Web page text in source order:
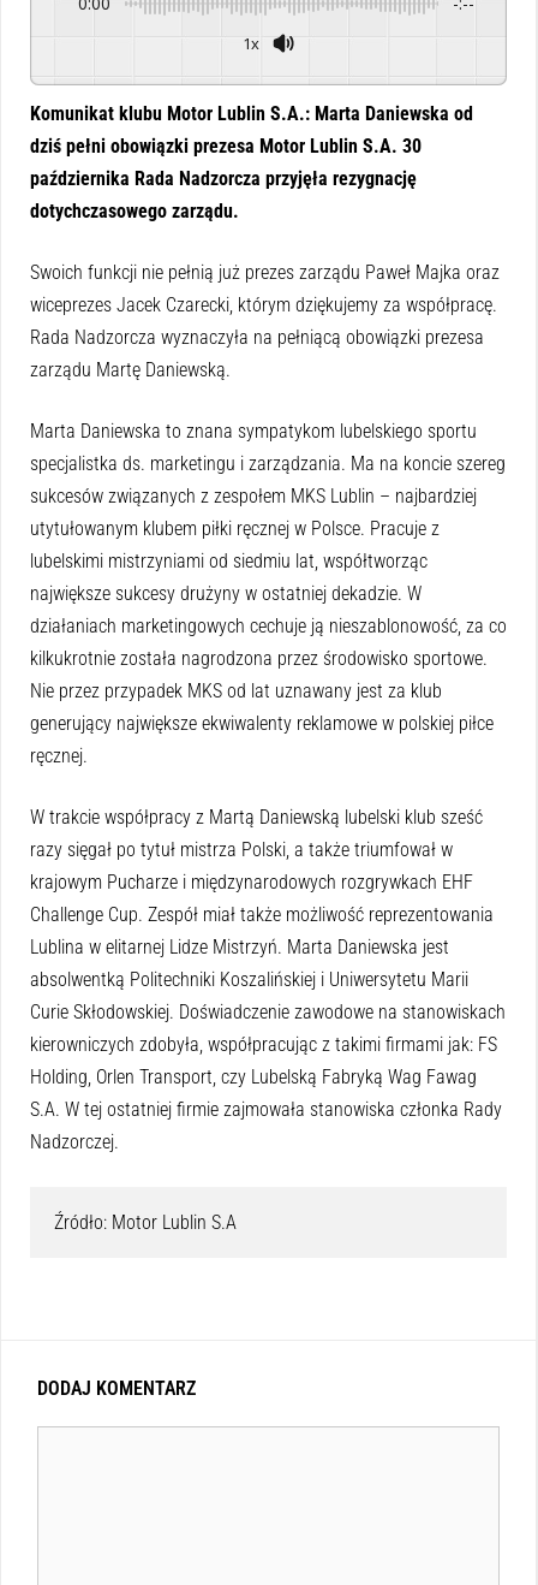
1x
Komunikat klubu Motor Lublin S.A.: Marta Daniewska od
dziś pełni obowiązki prezesa Motor Lublin S.A. 30
października Rada Nadzorcza przyjęła rezygnację
dotychczasowego zarządu.
Swoich funkcji nie pełnią już prezes zarządu Paweł Majka oraz
wiceprezes Jacek Czarecki, którym dziękujemy za współpracę.
Rada Nadzorcza wyznaczyła na pełniącą obowiązki prezesa
zarządu Martę Daniewską.
Marta Daniewska to znana sympatykom lubelskiego sportu
specjalistka ds. marketingu i zarządzania. Ma na koncie szereg
sukcesów związanych z zespołem MKS Lublin – najbardziej
utytułowanym klubem piłki ręcznej w Polsce. Pracuje z
lubelskimi mistrzyniami od siedmiu lat, współtworząc
największe sukcesy drużyny w ostatniej dekadzie. W
działaniach marketingowych cechuje ją nieszablonowość, za co
kilkukrotnie została nagrodzona przez środowisko sportowe.
Nie przez przypadek MKS od lat uznawany jest za klub
generujący największe ekwiwalenty reklamowe w polskiej piłce
ręcznej.
W trakcie współpracy z Martą Daniewską lubelski klub sześć
razy sięgał po tytuł mistrza Polski, a także triumfował w
krajowym Pucharze i międzynarodowych rozgrywkach EHF
Challenge Cup. Zespół miał także możliwość reprezentowania
Lublina w elitarnej Lidze Mistrzyń. Marta Daniewska jest
absolwentką Politechniki Koszalińskiej i Uniwersytetu Marii
Curie Skłodowskiej. Doświadczenie zawodowe na stanowiskach
kierowniczych zdobyła, współpracując z takimi firmami jak: FS
Holding, Orlen Transport, czy Lubelską Fabryką Wag Fawag
S.A. W tej ostatniej firmie zajmowała stanowiska członka Rady
Nadzorczej.
Źródło: Motor Lublin S.A
DODAJ KOMENTARZ